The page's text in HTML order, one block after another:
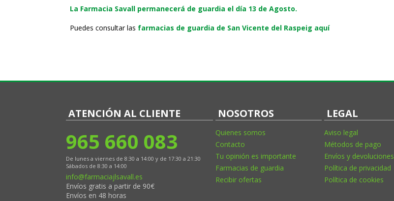
La Farmacia Savall permanecerá de guardia el día 13 de Agosto.
Puedes consultar las farmacias de guardia de San Vicente del Raspeig aquí
ATENCIÓN AL CLIENTE
965 660 083
De lunes a viernes de 8:30 a 14:00 y de 17:30 a 21:30
Sábados de 8:30 a 14:00
info@farmaciajlsavall.es
Envíos gratis a partir de 90€
Envíos en 48 horas
NOSOTROS
Quienes somos
Contacto
Tu opinión es importante
Farmacias de guardia
Recibir ofertas
LEGAL
Aviso legal
Métodos de pago
Envíos y devoluciones
Política de privacidad
Política de cookies